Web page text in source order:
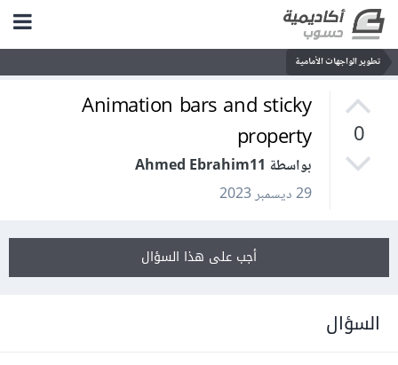
تطوير الواجهات الأمامية
0
Animation bars and sticky
property
بواسطة Ahmed Ebrahim11
29 ديسمبر 2023
أجب على هذا السؤال
السؤال